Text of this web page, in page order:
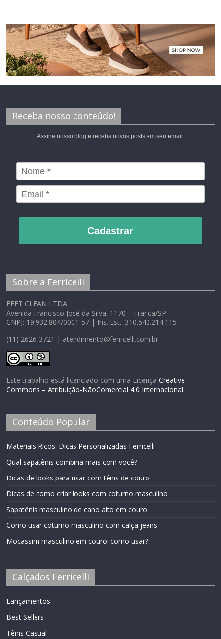
Receba nosso conteúdo!
Assine nosso blog e receba novos posts em seu email.
Cadastrar
Sobre a Ferricelli
FEET CLEAN LTDA
Avenida Francisco José da Silva, 1170 – Franca/SP
CNPJ: 19.932.804/0001-57 | Ins. Est.: 310.540.214.115
(11) 2626-3721 | atendimento@ferricelli.com.br
Este trabalho está licenciado com uma LicençaCreative
Commons – Atribuição-NãoComercial 4.0 Internacional.
Conteúdo Popular
Materiais Ricos: Dicas Personalizadas Ferricelli
Qual sapatênis combina mais com você?
Dicas de looks para usar com tênis de couro
Dicas de como criar looks com coturno masculino
Sapatênis masculino de cano alto em couro
Como usar coturno masculino com calça jeans
Mocassim masculino em couro: como usar?
Calçados Ferricelli
Lançamentos
Best Sellers
Tênis Casual